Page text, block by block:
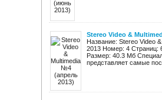
Stereo Video &
Название: Stereo Video
2013 Номер: 4 Страниц:
Размер: 40.3 Мб
представляет самые